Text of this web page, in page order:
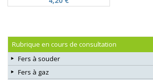
Rubrique en cours de consultation
Fers à souder
Fers à gaz